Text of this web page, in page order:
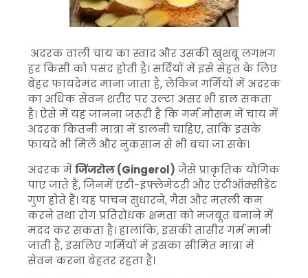
अदरक वाली चाय का स्वाद और उसकी खुशबू लगभग
हर किसी को पसंद होती है। सर्दियों में इसे सेहत के लिए
बेहद फायदेमंद माना जाता है, लेकिन गर्मियों में अदरक
का अधिक सेवन शरीर पर उल्टा असर भी डाल सकता
है। ऐसे में यह जानना जरूरी है कि गर्म मौसम में चाय में
अदरक कितनी मात्रा में डालनी चाहिए, ताकि इसके
फायदे भी मिलें और नुकसान से भी बचा जा सके।
अदरक मेंजिंजरोल (Gingerol) जैसे प्राकृतिक यौगिक
पाए जाते हैं, जिनमें एंटी-इंफ्लेमेटरी और एंटीऑक्सीडेंट
गुण होते हैं। यह पाचन सुधारने, गैस और मतली कम
करने तथा रोग प्रतिरोधक क्षमता को मजबूत बनाने में
मदद कर सकता है। हालांकि, इसकी तासीर गर्म मानी
जाती है, इसलिए गर्मियों में इसका सीमित मात्रा में
सेवन करना बेहतर रहता है।